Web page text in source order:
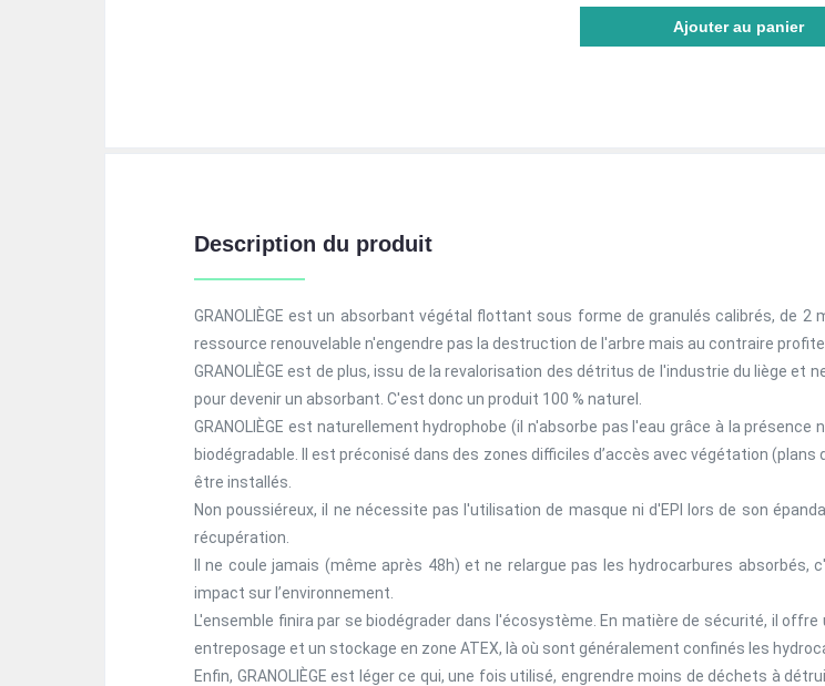
Description du produit
GRANOLIÈGE est un absorbant végétal flottant sous forme de granulés calibrés, de
ressource renouvelable n'engendre pas la destruction de l'arbre mais au contraire
GRANOLIÈGE est de plus, issu de la revalorisation des détritus de l'industrie du liège
pour devenir un absorbant. C'est donc un produit 100 % naturel.
GRANOLIÈGE est naturellement hydrophobe (il n'absorbe pas l'eau grâce à la
biodégradable. Il est préconisé dans des zones difficiles d’accès avec végétation
être installés.
Non poussiéreux, il ne nécessite pas l'utilisation de masque ni d'EPI lors de son
récupération.
Il ne coule jamais (même après 48h) et ne relargue pas les hydrocarbures absorbés,
impact sur l’environnement.
L'ensemble finira par se biodégrader dans l'écosystème. En matière de sécurité, il
entreposage et un stockage en zone ATEX, là où sont généralement confinés les
Enfin, GRANOLIÈGE est léger ce qui, une fois utilisé, engrendre moins de déchets à